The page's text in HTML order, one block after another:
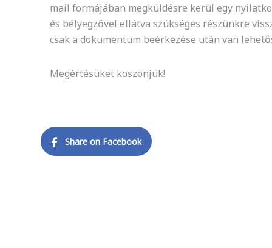
mail formájában megküldésre kerül egy
és bélyegzővel ellátva szükséges részünkre
csak a dokumentum beérkezése után van
Megértésüket köszönjük!
Share on Facebook